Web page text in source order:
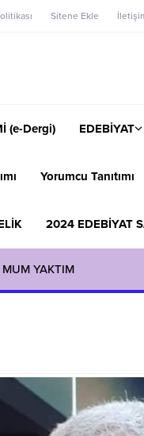
Sitene Ekle
(e-Dergi) EDEBİYAT
Yorumcu Tanıtımı
2024 EDEBİYAT
YAKTIM